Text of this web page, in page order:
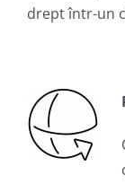
drept într-un